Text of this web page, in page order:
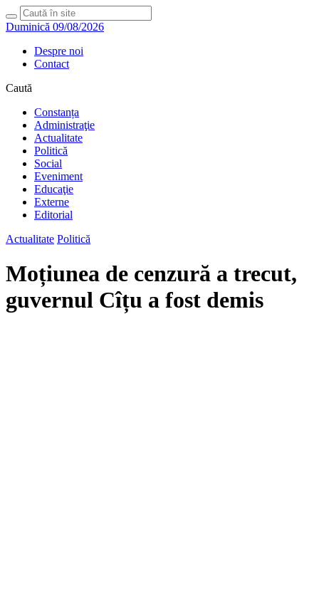
Duminică 09/08/2026
Despre noi
Contact
Caută
Constanța
Administraţie
Actualitate
Politică
Social
Eveniment
Educaţie
Externe
Editorial
Actualitate Politică
Moțiunea de cenzură a trecut,
guvernul Cîțu a fost demis